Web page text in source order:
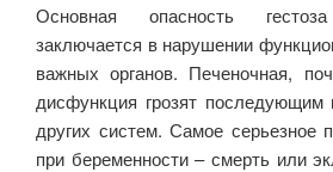
Основная опасность
заключается в нарушении
важных органов. Печеночная,
дисфункция грозят последующим
других систем. Самое серьезное
при беременности – смерть или